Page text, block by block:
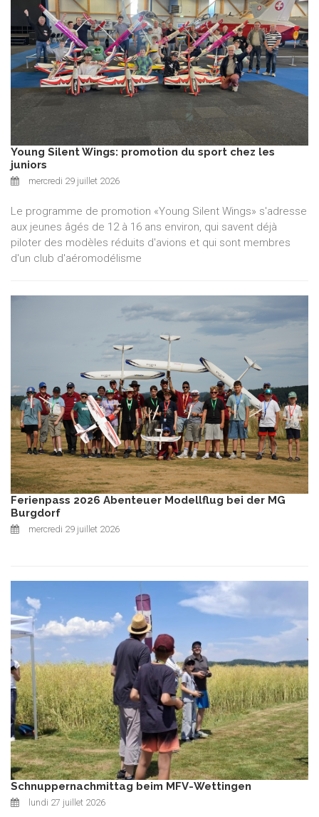
Young Silent Wings: promotion du sport chez les
juniors
mercredi 29 juillet 2026
Le programme de promotion «Young Silent Wings» s'adresse
aux jeunes âgés de 12 à 16 ans environ, qui savent déjà
piloter des modèles réduits d'avions et qui sont membres
d'un club d'aéromodélisme
Ferienpass 2026 Abenteuer Modellflug bei der MG
Burgdorf
mercredi 29 juillet 2026
Schnuppernachmittag beim MFV-Wettingen
lundi 27 juillet 2026